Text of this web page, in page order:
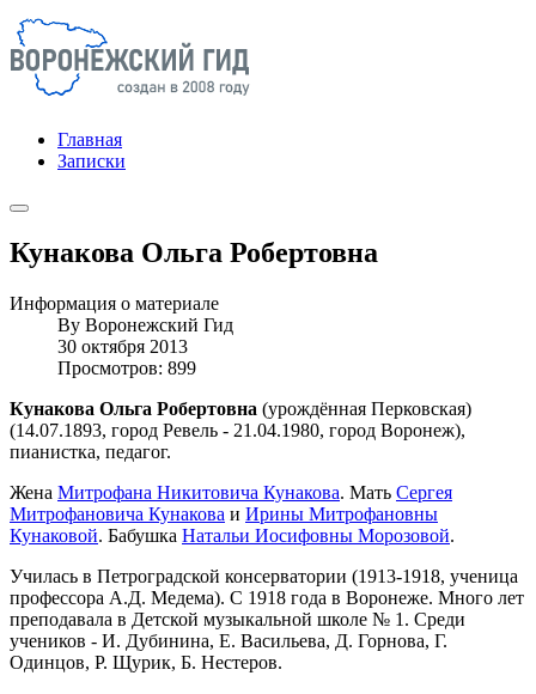
Главная
Записки
Кунакова Ольга Робертовна
Информация о материале
By Воронежский Гид
30 октября 2013
Просмотров: 899
Кунакова Ольга Робертовна (урождённая Перковская)
(14.07.1893, город Ревель - 21.04.1980, город Воронеж),
пианистка, педагог.
Жена Митрофана Никитовича Кунакова. Мать Сергея
Митрофановича Кунакова и Ирины Митрофановны
Кунаковой. Бабушка Натальи Иосифовны Морозовой.
Училась в Петроградской консерватории (1913-1918, ученица
профессора А.Д. Медема). С 1918 года в Воронеже. Много лет
преподавала в Детской музыкальной школе № 1. Среди
учеников - И. Дубинина, Е. Васильева, Д. Горнова, Г.
Одинцов, Р. Щурик, Б. Нестеров.